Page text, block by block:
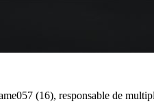
(16), responsable de